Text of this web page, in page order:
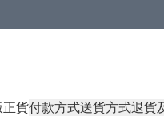
正貨付款方式送貨方式退貨